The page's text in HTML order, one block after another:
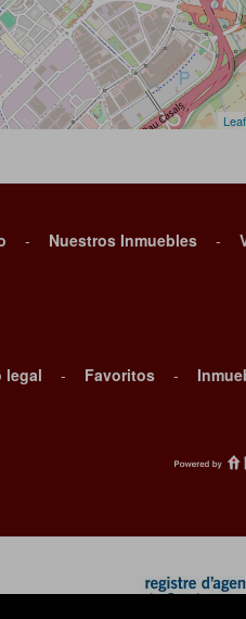
- Nuestros Inmuebles -
legal - Favoritos -